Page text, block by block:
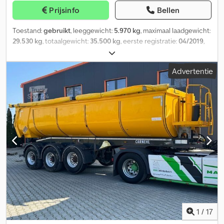
Prijsinfo Bellen
Toestand:gebruikt, leeggewicht: 5.970 kg, maximaal laadgewicht:
29.530 kg , totaalgewicht: 35.500 kg , eerste registratie:04/2019
03/2026, laadruimte inhoud:
ophanging:lucht, bandenmaten:385/65R22.5, kleur:overig, soort
overbrenging:overig 385/65R22.5,
achterbandmaat:
385/65R22.5, bestuurderscabine:overig,
emissieklasse:
geen, Uitrusting:ABS, luchtdrukrem,
Contactpersoon verkoop: Frank Rau / Russisch / Engels / Duits -
Bachar Ibrahim / Arabisch / Engels / Duits - Registratieservice,
APK/Keuringsservice (HU/SP/UVV), transport naar haven Lichtgrijs
Csdpfx Agoyk H Smj Isha Extra's in de uitrusting ABS,
persluchtrem, EBS, luchtvering, luchtvering, prijs op aanvraag
(Mobiel), video, vering: lucht-lift, laadvermogen (kg): 29530
Opbouwtype: Carnehl CHKS / HH liftas, trommelrem, direct
inzetbaar, SAF assen, HSN/TSN: 6454/000 Fouten en wijzigingen
voorbehouden.
Advertentie
1 / 17